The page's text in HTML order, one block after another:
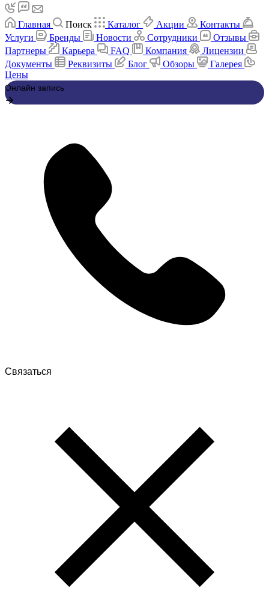
Главная Поиск Каталог Акции
Контакты
Услуги
Бренды Новости Сотрудники
Отзывы
Партнеры
Карьера FAQ Компания
Лицензии
Документы
Реквизиты Блог Обзоры
Галерея
Цены